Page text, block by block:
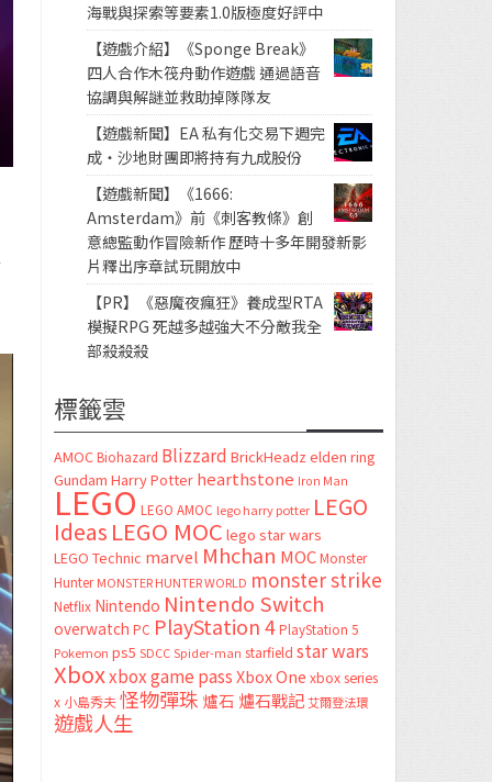
海戰與探索等要素1.0版極度好評中
【遊戲介紹】《Sponge Break》
四人合作木筏舟動作遊戲 通過語音
協調與解謎並救助掉隊隊友
【遊戲新聞】EA 私有化交易下週完
成・沙地財團即將持有九成股份
【遊戲新聞】《1666:
Amsterdam》前《刺客教條》創
意總監動作冒險新作 歷時十多年開發新影
片釋出序章試玩開放中
【PR】《惡魔夜瘋狂》養成型RTA
模擬RPG 死越多越強大不分敵我全
部殺殺殺
標籤雲
AMOC Biohazard Blizzard BrickHeadz elden ring
Gundam Harry Potter hearthstone Iron Man
LEGO LEGO AMOC lego harry potter LEGO
Ideas LEGO MOC lego star wars
LEGO Technic marvel Mhchan MOC Monster
Hunter MONSTER HUNTER WORLD monster strike
Netflix Nintendo Nintendo Switch
overwatch PC PlayStation 4 PlayStation 5
Pokemon ps5 SDCC Spider-man starfield star wars
Xboxxbox game passXbox One xbox series
x 小島秀夫怪物彈珠 爐石 爐石戰記艾爾登法環
遊戲人生